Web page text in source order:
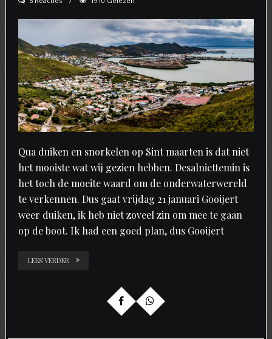
Qua duiken en snorkelen op Sint maarten is dat niet
het mooiste wat wij gezien hebben. Desalniettemin is
het toch de moeite waard om de onderwaterwereld
te verkennen. Dus gaat vrijdag 21 januari Gooijert
weer duiken, ik heb niet zoveel zin om mee te gaan
op de boot. Ik had een goed plan, dus Gooijert
LEES VERDER